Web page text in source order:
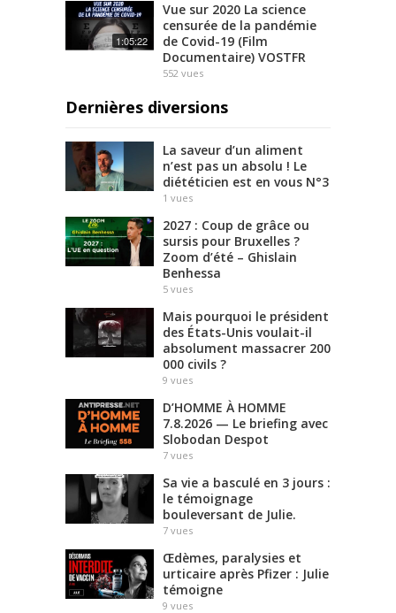
1:05:22
Vue sur 2020 La science
censurée de la pandémie
de Covid-19 (Film
Documentaire) VOSTFR
552 vues
Dernières diversions
La saveur d’un aliment
n’est pas un absolu ! Le
diététicien est en vous N°3
1 vues
2027 : Coup de grâce ou
sursis pour Bruxelles ?
Zoom d’été – Ghislain
Benhessa
5 vues
Mais pourquoi le président
des États-Unis voulait-il
absolument massacrer 200
000 civils ?
9 vues
D’HOMME À HOMME
7.8.2026 — Le briefing avec
Slobodan Despot
7 vues
Sa vie a basculé en 3 jours :
le témoignage
bouleversant de Julie.
7 vues
Œdèmes, paralysies et
urticaire après Pfizer : Julie
témoigne
9 vues